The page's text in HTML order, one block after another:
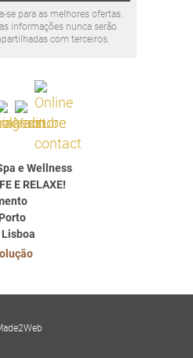
se para as melhores ofertas.
informações nunca serão
com terceiros.
e Wellness
E RELAXE!